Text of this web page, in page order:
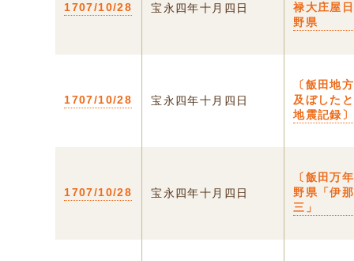
1707/10/28 宝永四年十月四日
禄大庄屋
野県
1707/10/28 宝永四年十月四日
〔飯田地
及ぼした
地震記録〕
1707/10/28 宝永四年十月四日
〔飯田万
野県「伊
三」